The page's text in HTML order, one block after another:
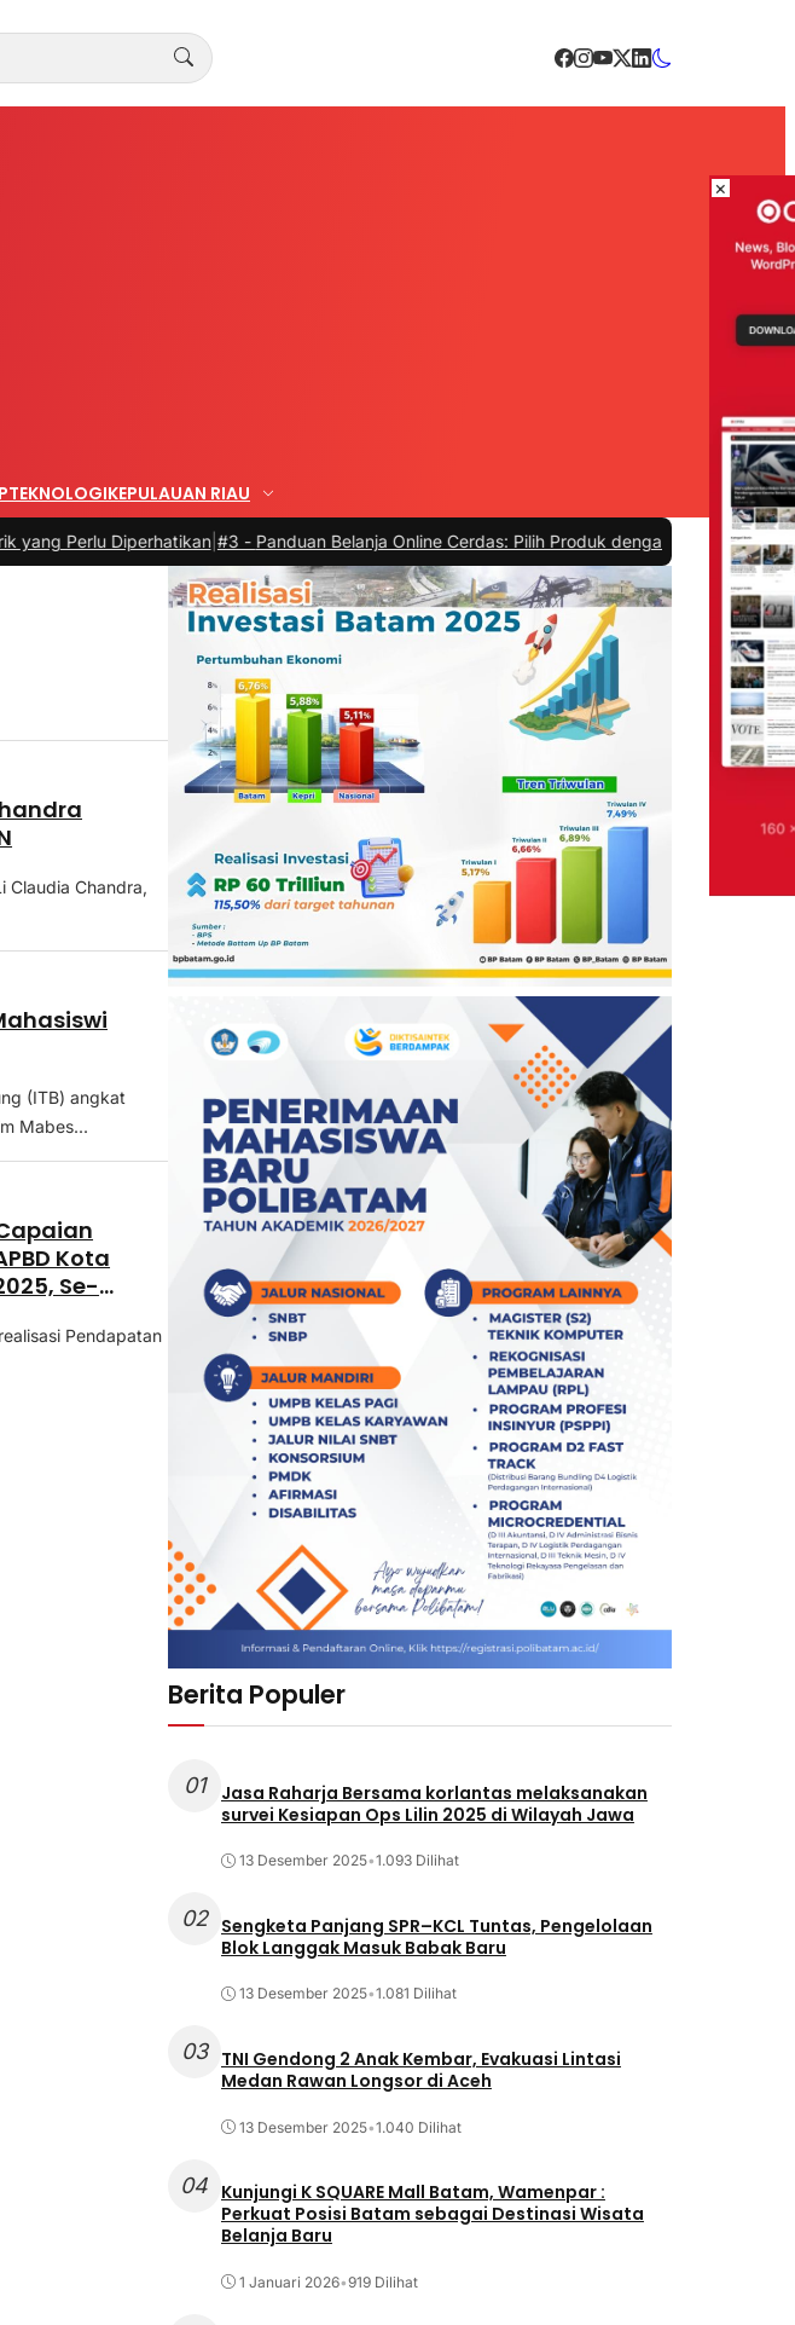
TEKNOLOGIKEPULAUAN RIAU
Diperhatikan|#3 -Panduan Belanja Online Cerdas: Pilih Produk dengan Bijak dan Hindari Penipuan|
Claudia Chandra,
(ITB) angkat
Mabes...
Kota
Se-
Pendapatan
Berita Populer
01
Jasa Raharja Bersama korlantas melaksanakan
survei Kesiapan Ops Lilin 2025 di Wilayah Jawa
13 Desember 2025•1.093 Dilihat
02
Sengketa Panjang SPR–KCL Tuntas, Pengelolaan
Blok Langgak Masuk Babak Baru
13 Desember 2025•1.081 Dilihat
03
TNI Gendong 2 Anak Kembar, Evakuasi Lintasi
Medan Rawan Longsor di Aceh
13 Desember 2025•1.040 Dilihat
04 Kunjungi K SQUARE Mall Batam, Wamenpar :
Perkuat Posisi Batam sebagai Destinasi Wisata
Belanja Baru
1 Januari 2026•919 Dilihat
×